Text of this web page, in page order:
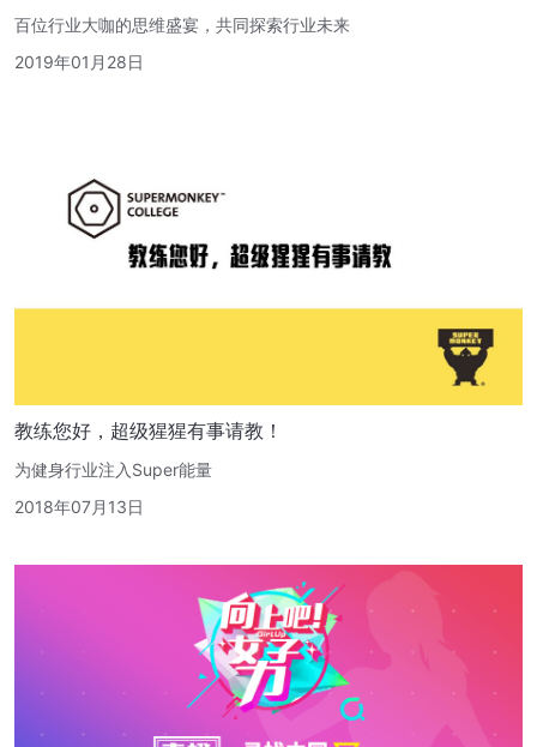
百位行业大咖的思维盛宴，共同探索行业未来
2019年01月28日
教练您好，超级猩猩有事请教！
为健身行业注入Super能量
2018年07月13日